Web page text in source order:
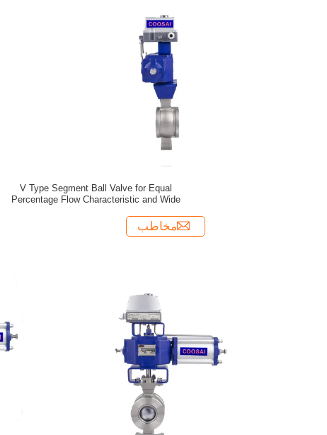
V Type Segment Ball Valve for Equal
Percentage Flow Characteristic and Wide
مخاطب